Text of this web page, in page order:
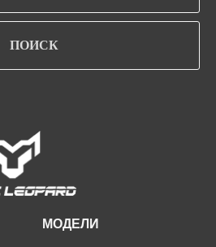
ПОИСК
МОДЕЛИ